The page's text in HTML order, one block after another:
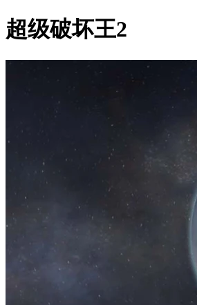
超级破坏王2